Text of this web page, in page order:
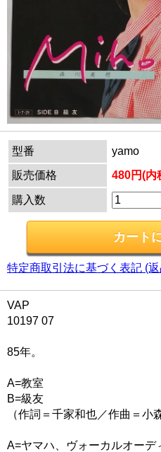
型番
yamo
販売価格
480円(内
購入数
特定商取引法に基づく表記 (
VAP
10197 07
85年。
A=教室
B=級友
（作詞＝千家和也／作曲＝小
A=ヤマハ、ヴォーカルオーデ